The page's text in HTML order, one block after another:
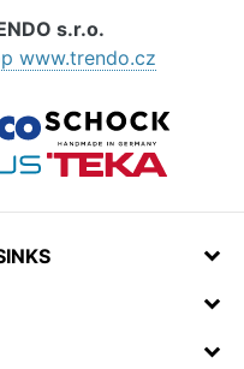
s.r.o.
www.trendo.cz